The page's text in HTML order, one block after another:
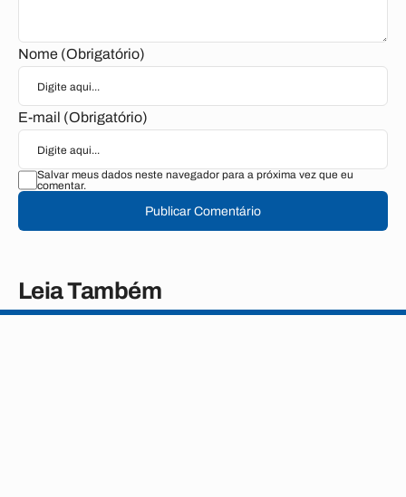
Nome (Obrigatório)
E-mail (Obrigatório)
Salvar meus dados neste navegador para a próxima vez que eu
comentar.
Publicar Comentário
Leia Também